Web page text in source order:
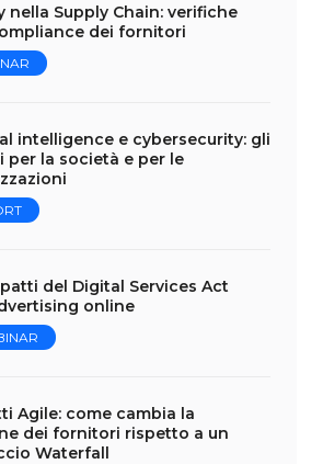
nella Supply Chain: verifiche
dei fornitori
intelligence e cybersecurity: gli
per la società e per le
del Digital Services Act
online
Agile: come cambia la
dei fornitori rispetto a un
Waterfall